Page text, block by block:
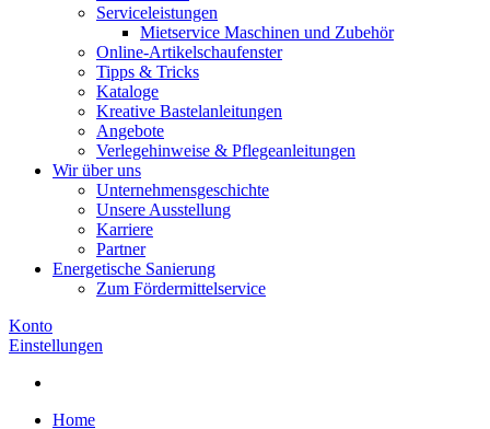
Serviceleistungen
Mietservice Maschinen und Zubehör
Online-Artikelschaufenster
Tipps & Tricks
Kataloge
Kreative Bastelanleitungen
Angebote
Verlegehinweise & Pflegeanleitungen
Wir über uns
Unternehmensgeschichte
Unsere Ausstellung
Karriere
Partner
Energetische Sanierung
Zum Fördermittelservice
Konto
Einstellungen
Home